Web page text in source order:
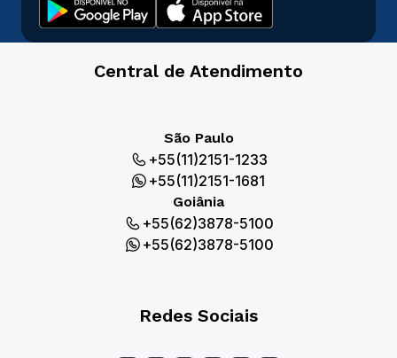
Central de Atendimento
São Paulo
+55(11)2151-1233
+55(11)2151-1681
Goiânia
+55(62)3878-5100
+55(62)3878-5100
Redes Sociais